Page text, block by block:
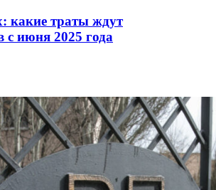
какие траты ждут
с июня 2025 года